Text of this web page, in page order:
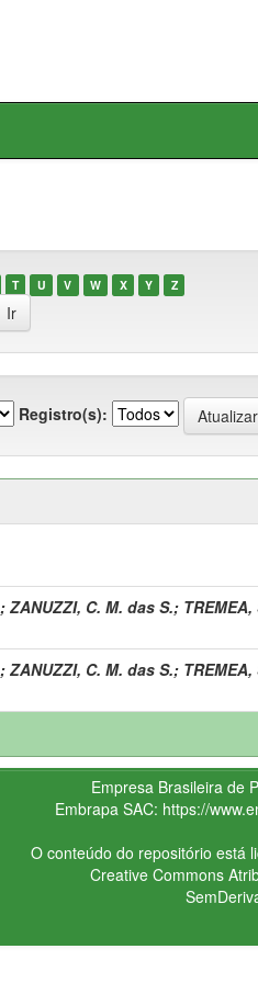
T U V W X Y Z
Registro(s):
; ZANUZZI, C. M. das S.; TREMEA,
; ZANUZZI, C. M. das S.; TREMEA,
Empresa Brasileira de
Embrapa SAC: https://
O conteúdo do repositório está
Creative Commons